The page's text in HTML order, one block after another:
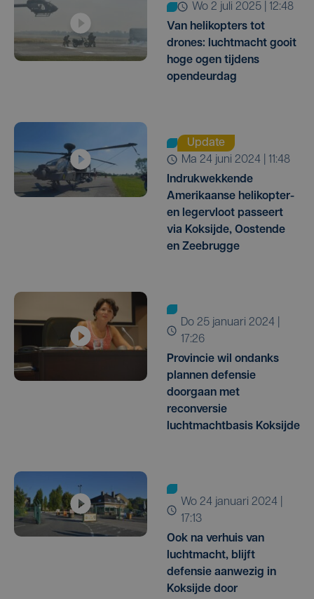
wo 2 juli 2025 | 12:48
Van helikopters tot
drones: luchtmacht gooit
hoge ogen tijdens
opendeurdag
Update
ma 24 juni 2024 | 11:48
Indrukwekkende
Amerikaanse helikopter-
en legervloot passeert
via Koksijde, Oostende
en Zeebrugge
do 25 januari 2024 |
17:26
Provincie wil ondanks
plannen defensie
doorgaan met
reconversie
luchtmachtbasis Koksijde
wo 24 januari 2024 |
17:13
Ook na verhuis van
luchtmacht, blijft
defensie aanwezig in
Koksijde door